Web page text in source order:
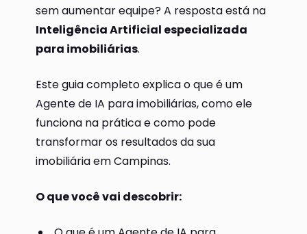
sem aumentar equipe? A resposta está na
Inteligência Artificial especializada
para imobiliárias.
Este guia completo explica o que é um
Agente de IA para imobiliárias, como ele
funciona na prática e como pode
transformar os resultados da sua
imobiliária em Campinas.
O que você vai descobrir: